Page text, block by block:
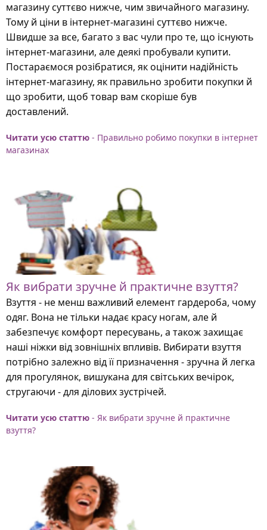
магазину суттєво нижче, чим звичайного магазину.
Тому й ціни в інтернет-магазині суттєво нижче.
Швидше за все, багато з вас чули про те, що існують
інтернет-магазини, але деякі пробували купити.
Постараємося розібратися, як оцінити надійність
інтернет-магазину, як правильно зробити покупки й
що зробити, щоб товар вам скоріше був
доставлений.
Читати усю статтю - Правильно робимо покупки в інтернет
магазинах
Як вибрати зручне й практичне взуття?
Взуття - не менш важливий елемент гардероба, чому
одяг. Вона не тільки надає красу ногам, але й
забезпечує комфорт пересувань, а також захищає
наші ніжки від зовнішніх впливів. Вибирати взуття
потрібно залежно від її призначення - зручна й легка
для прогулянок, вишукана для світських вечірок,
стругаючи - для ділових зустрічей.
Читати усю статтю - Як вибрати зручне й практичне
взуття?